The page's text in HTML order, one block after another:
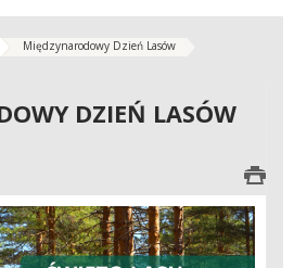
Międzynarodowy Dzień Lasów
DZIEŃ LASÓW